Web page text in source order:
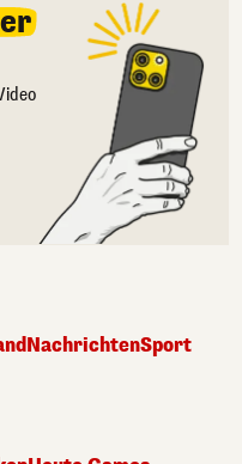
NachrichtenSport